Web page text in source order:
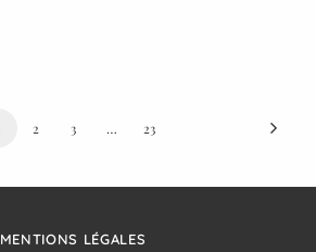
2 3 … 23
MENTIONS LÉGALES